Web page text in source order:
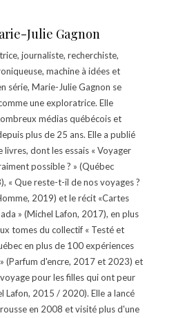
Julie Gagnon
journaliste, recherchiste,
machine à idées et
série, Marie-Julie Gagnon se
une exploratrice. Elle
médias québécois et
plus de 25 ans. Elle a publié
livres, dont les essais « Voyager
possible ? » (Québec
« Que reste-t-il de nos voyages ?
2019) et le récit «Cartes
» (Michel Lafon, 2017), en plus
tomes du collectif « Testé et
en plus de 100 expériences
(Parfum d'encre, 2017 et 2023) et
pour les filles qui ont peur
Lafon, 2015 / 2020). Elle a lancé
en 2008 et visité plus d'une